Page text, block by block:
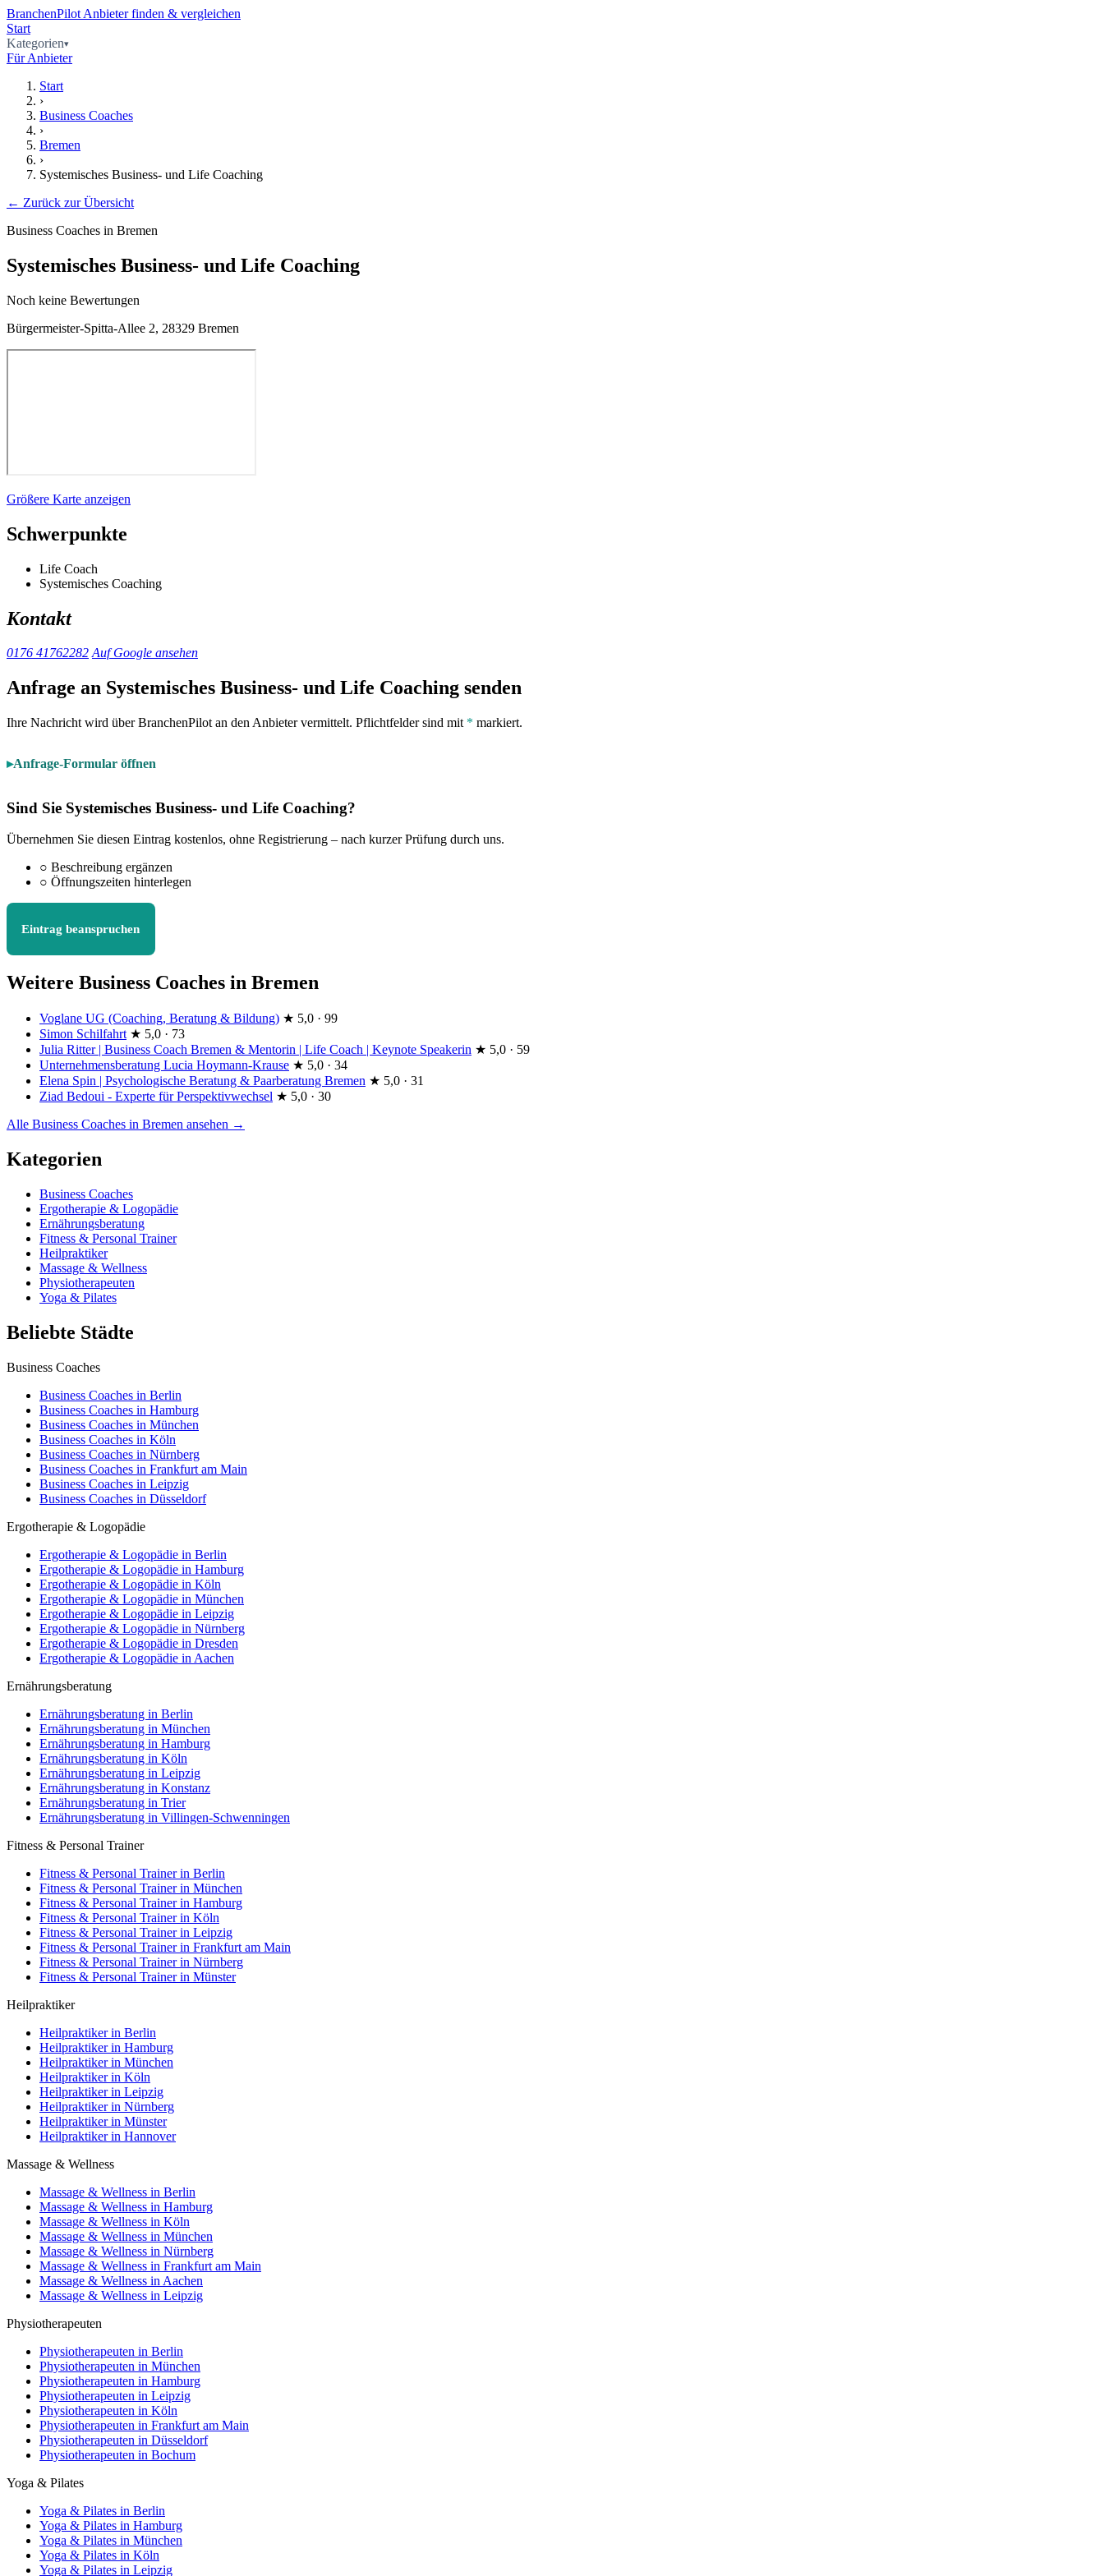
BranchenPilot Anbieter finden & vergleichen
Start
Kategorien
Für Anbieter
Start
›
Business Coaches
›
Bremen
›
Systemisches Business- und Life Coaching
← Zurück zur Übersicht
Business Coaches in Bremen
Systemisches Business- und Life Coaching
Noch keine Bewertungen
Bürgermeister-Spitta-Allee 2, 28329 Bremen
Größere Karte anzeigen
Schwerpunkte
Life Coach
Systemisches Coaching
Kontakt
0176 41762282 Auf Google ansehen
Anfrage an Systemisches Business- und Life Coaching senden
Ihre Nachricht wird über BranchenPilot an den Anbieter vermittelt. Pflichtfelder sind mit * markiert.
Anfrage-Formular öffnen
Sind Sie Systemisches Business- und Life Coaching?
Übernehmen Sie diesen Eintrag kostenlos, ohne Registrierung – nach kurzer Prüfung durch uns.
○ Beschreibung ergänzen
○ Öffnungszeiten hinterlegen
Eintrag beanspruchen
Weitere Business Coaches in Bremen
Voglane UG (Coaching, Beratung & Bildung) ★ 5,0 · 99
Simon Schilfahrt ★ 5,0 · 73
Julia Ritter | Business Coach Bremen & Mentorin | Life Coach | Keynote Speakerin ★ 5,0 · 59
Unternehmensberatung Lucia Hoymann-Krause ★ 5,0 · 34
Elena Spin | Psychologische Beratung & Paarberatung Bremen ★ 5,0 · 31
Ziad Bedoui - Experte für Perspektivwechsel ★ 5,0 · 30
Alle Business Coaches in Bremen ansehen →
Kategorien
Business Coaches
Ergotherapie & Logopädie
Ernährungsberatung
Fitness & Personal Trainer
Heilpraktiker
Massage & Wellness
Physiotherapeuten
Yoga & Pilates
Beliebte Städte
Business Coaches
Business Coaches in Berlin
Business Coaches in Hamburg
Business Coaches in München
Business Coaches in Köln
Business Coaches in Nürnberg
Business Coaches in Frankfurt am Main
Business Coaches in Leipzig
Business Coaches in Düsseldorf
Ergotherapie & Logopädie
Ergotherapie & Logopädie in Berlin
Ergotherapie & Logopädie in Hamburg
Ergotherapie & Logopädie in Köln
Ergotherapie & Logopädie in München
Ergotherapie & Logopädie in Leipzig
Ergotherapie & Logopädie in Nürnberg
Ergotherapie & Logopädie in Dresden
Ergotherapie & Logopädie in Aachen
Ernährungsberatung
Ernährungsberatung in Berlin
Ernährungsberatung in München
Ernährungsberatung in Hamburg
Ernährungsberatung in Köln
Ernährungsberatung in Leipzig
Ernährungsberatung in Konstanz
Ernährungsberatung in Trier
Ernährungsberatung in Villingen-Schwenningen
Fitness & Personal Trainer
Fitness & Personal Trainer in Berlin
Fitness & Personal Trainer in München
Fitness & Personal Trainer in Hamburg
Fitness & Personal Trainer in Köln
Fitness & Personal Trainer in Leipzig
Fitness & Personal Trainer in Frankfurt am Main
Fitness & Personal Trainer in Nürnberg
Fitness & Personal Trainer in Münster
Heilpraktiker
Heilpraktiker in Berlin
Heilpraktiker in Hamburg
Heilpraktiker in München
Heilpraktiker in Köln
Heilpraktiker in Leipzig
Heilpraktiker in Nürnberg
Heilpraktiker in Münster
Heilpraktiker in Hannover
Massage & Wellness
Massage & Wellness in Berlin
Massage & Wellness in Hamburg
Massage & Wellness in Köln
Massage & Wellness in München
Massage & Wellness in Nürnberg
Massage & Wellness in Frankfurt am Main
Massage & Wellness in Aachen
Massage & Wellness in Leipzig
Physiotherapeuten
Physiotherapeuten in Berlin
Physiotherapeuten in München
Physiotherapeuten in Hamburg
Physiotherapeuten in Leipzig
Physiotherapeuten in Köln
Physiotherapeuten in Frankfurt am Main
Physiotherapeuten in Düsseldorf
Physiotherapeuten in Bochum
Yoga & Pilates
Yoga & Pilates in Berlin
Yoga & Pilates in Hamburg
Yoga & Pilates in München
Yoga & Pilates in Köln
Yoga & Pilates in Leipzig